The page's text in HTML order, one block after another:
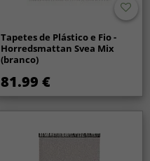
Tapetes de Plástico e Fio -
Horredsmattan Svea Mix
(branco)
81.99 €